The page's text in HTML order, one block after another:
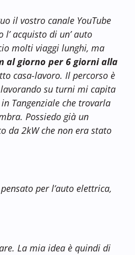
il vostro canale YouTube
acquisto di un’ auto
molti viaggi lunghi, ma
al giorno per 6 giorni alla
casa-lavoro. Il percorso è
su turni mi capita
Tangenziale che trovarla
Possiedo già un
da 2kW che non era stato
pensato per l’auto elettrica,
La mia idea è quindi di